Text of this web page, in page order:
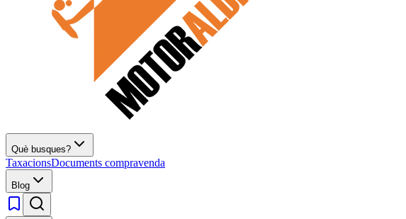
Què busques?
TaxacionsDocuments compravenda
Blog